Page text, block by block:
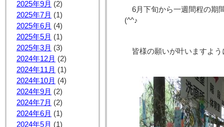
2025年9月 (2)
2025年7月 (1)
2025年6月 (4)
2025年5月 (1)
2025年3月 (3)
2024年12月 (2)
2024年11月 (1)
2024年10月 (4)
2024年9月 (2)
2024年7月 (2)
2024年6月 (1)
2024年5月 (1)
6月下旬から一週間程の期
(^^♪
皆様の願いが叶いますよ